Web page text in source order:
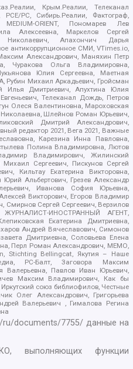
Крым.Реалии, Телеканал
PC, Сибирь.Реалии, Фактограф,
ORIENT, Пономарев Лев
Алексеевна, Маркелов Сергей
Николаевич, Апахончич Дарья
антикоррупционное СМИ, VTimes.io,
Александрович, Маняхин Петр
Чуракова Ольга Владимировна,
Юлия Сергеевна, Маетная
Рубин Михаил Аркадьевич, Гройсман
Илья Дмитриевич, Апухтина Юлия
Телеканал Дождь, Петров
Олеся Валентиновна, Мароховская
Шлейнов Роман Юрьевич,
Дмитрий Александрович,
редактор 2021, Вега 2021, Важные
Карезина Инна Павловна,
Полина Владимировна, Лютов
Владимирович, Жилинский
Сергеевич, Пискунов Сергей
Кильтау Екатерина Викторовна,
Альбертович, Грезев Александр
Иванова София Юрьевна,
Викторович, Егоров Владимир
Смирнов Сергей Сергеевич, Верзилов
ИНОСТРАННЫЙ АГЕНТ,
Екатерина Дмитриевна,
Андрей Вячеславович, Симонов
Дмитриевна, Соловьева Елена
Перл Роман Александрович, МЕМО,
Stichting Bellingcat, Якутия – Наше
РС-Балт, Заговора Максим
Валерьевна, Павлов Иван Юрьевич,
Максим Владимирович, Как бы
союз библиофилов, Честные
Олег Александрович, Григорьева
Валерьевич , Гималова Регина
ru/documents/7755/ данные на
выполняющих функции